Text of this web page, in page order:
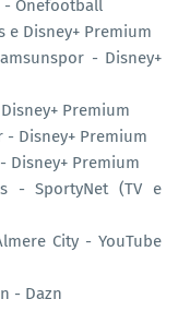
- Onefootball
e Disney+ Premium
- Disney+
Premium
- Disney+ Premium
Disney+ Premium
- SportyNet (TV e
City - YouTube
- Dazn